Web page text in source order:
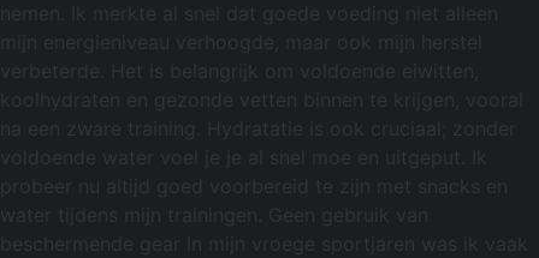
nemen. Ik merkte al snel dat goede voeding niet alleen
mijn energieniveau verhoogde, maar ook mijn herstel
verbeterde. Het is belangrijk om voldoende eiwitten,
koolhydraten en gezonde vetten binnen te krijgen, vooral
na een zware training. Hydratatie is ook cruciaal; zonder
voldoende water voel je je al snel moe en uitgeput. Ik
probeer nu altijd goed voorbereid te zijn met snacks en
water tijdens mijn trainingen. Geen gebruik van
beschermende gear In mijn vroege sportjaren was ik vaak